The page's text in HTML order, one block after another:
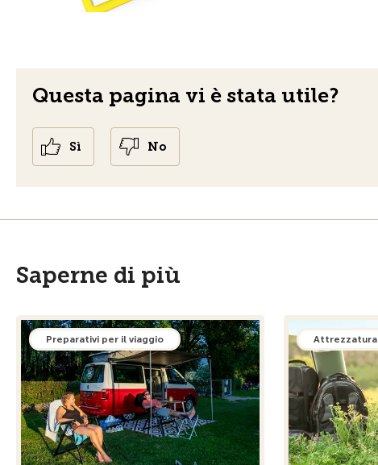
Questa pagina vi è stata utile?
Sì No
Saperne di più
Preparativi per il viaggio Attrezzatura